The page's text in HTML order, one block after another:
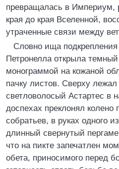
превращалась в Империум,
края до края Вселенной,
утраченные связи между
Словно ища подкрепления
Петронелла открыла
монограммой на кожаной
пачку листов. Сверху лежал
светловолосый Астартес в
доспехах преклонял колено
собратьев, в руках одного
длинный свернутый
что на пикте запечатлен
обета, приносимого перед